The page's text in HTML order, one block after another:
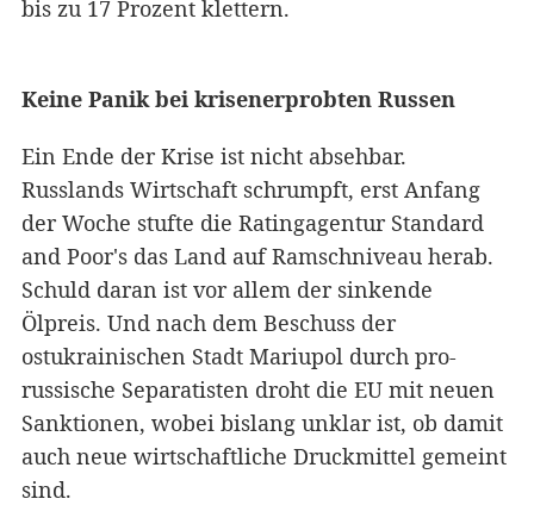
bis zu 17 Prozent klettern.
Keine Panik bei krisenerprobten Russen
Ein Ende der Krise ist nicht absehbar.
Russlands Wirtschaft schrumpft, erst Anfang
der Woche stufte die Ratingagentur Standard
and Poor's das Land auf Ramschniveau herab.
Schuld daran ist vor allem der sinkende
Ölpreis. Und nach dem Beschuss der
ostukrainischen Stadt Mariupol durch pro-
russische Separatisten droht die EU mit neuen
Sanktionen, wobei bislang unklar ist, ob damit
auch neue wirtschaftliche Druckmittel gemeint
sind.